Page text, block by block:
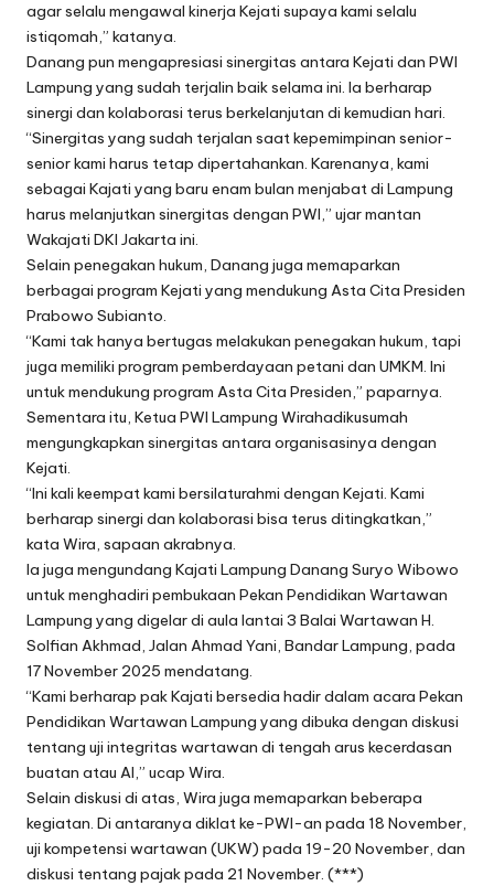
agar selalu mengawal kinerja Kejati supaya kami selalu
istiqomah,” katanya.
Danang pun mengapresiasi sinergitas antara Kejati dan PWI
Lampung yang sudah terjalin baik selama ini. Ia berharap
sinergi dan kolaborasi terus berkelanjutan di kemudian hari.
“Sinergitas yang sudah terjalan saat kepemimpinan senior-
senior kami harus tetap dipertahankan. Karenanya, kami
sebagai Kajati yang baru enam bulan menjabat di Lampung
harus melanjutkan sinergitas dengan PWI,” ujar mantan
Wakajati DKI Jakarta ini.
Selain penegakan hukum, Danang juga memaparkan
berbagai program Kejati yang mendukung Asta Cita Presiden
Prabowo Subianto.
“Kami tak hanya bertugas melakukan penegakan hukum, tapi
juga memiliki program pemberdayaan petani dan UMKM. Ini
untuk mendukung program Asta Cita Presiden,” paparnya.
Sementara itu, Ketua PWI Lampung Wirahadikusumah
mengungkapkan sinergitas antara organisasinya dengan
Kejati.
“Ini kali keempat kami bersilaturahmi dengan Kejati. Kami
berharap sinergi dan kolaborasi bisa terus ditingkatkan,”
kata Wira, sapaan akrabnya.
Ia juga mengundang Kajati Lampung Danang Suryo Wibowo
untuk menghadiri pembukaan Pekan Pendidikan Wartawan
Lampung yang digelar di aula lantai 3 Balai Wartawan H.
Solfian Akhmad, Jalan Ahmad Yani, Bandar Lampung, pada
17 November 2025 mendatang.
“Kami berharap pak Kajati bersedia hadir dalam acara Pekan
Pendidikan Wartawan Lampung yang dibuka dengan diskusi
tentang uji integritas wartawan di tengah arus kecerdasan
buatan atau AI,” ucap Wira.
Selain diskusi di atas, Wira juga memaparkan beberapa
kegiatan. Di antaranya diklat ke-PWI-an pada 18 November,
uji kompetensi wartawan (UKW) pada 19-20 November, dan
diskusi tentang pajak pada 21 November. (***)